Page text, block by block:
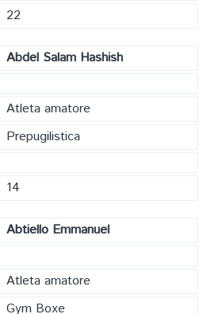
22
Abdel Salam Hashish
Atleta amatore
Prepugilistica
14
Abtiello Emmanuel
Atleta amatore
Gym Boxe